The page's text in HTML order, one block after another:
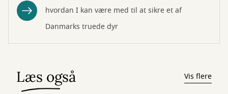
hvordan I kan være med til at sikre et af
Danmarks truede dyr
Læs også Vis flere